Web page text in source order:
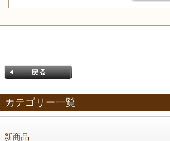
カテゴリー一覧
新商品